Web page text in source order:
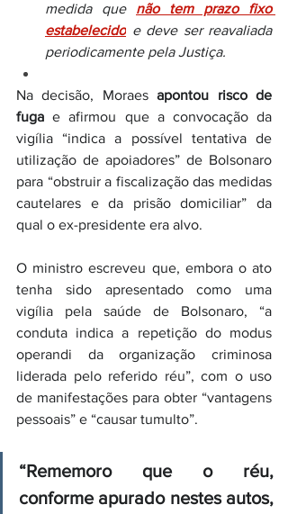
medida que não tem prazo fixo
estabelecido e deve ser reavaliada
periodicamente pela Justiça.
Na decisão, Moraes apontou risco de
fuga e afirmou que a convocação da
vigília “indica a possível tentativa de
utilização de apoiadores” de Bolsonaro
para “obstruir a fiscalização das medidas
cautelares e da prisão domiciliar” da
qual o ex-presidente era alvo.
O ministro escreveu que, embora o ato
tenha sido apresentado como uma
vigília pela saúde de Bolsonaro, “a
conduta indica a repetição do modus
operandi da organização criminosa
liderada pelo referido réu”, com o uso
de manifestações para obter “vantagens
pessoais” e “causar tumulto”.
“Rememoro que o réu,
conforme apurado nestes autos,